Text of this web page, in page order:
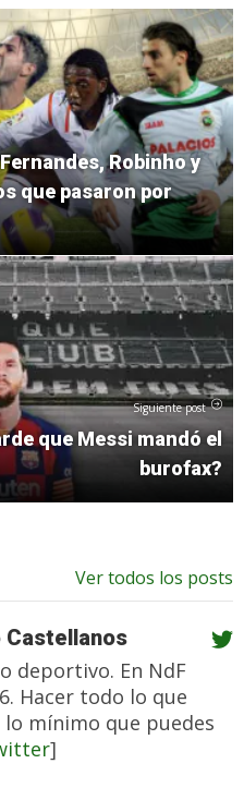
Robinho y
que pasaron por
Siguiente post
que Messi mandó el
burofax?
Ver todos los posts
Castellanos
deportivo. En NdF
Hacer todo lo que
lo mínimo que puedes
]